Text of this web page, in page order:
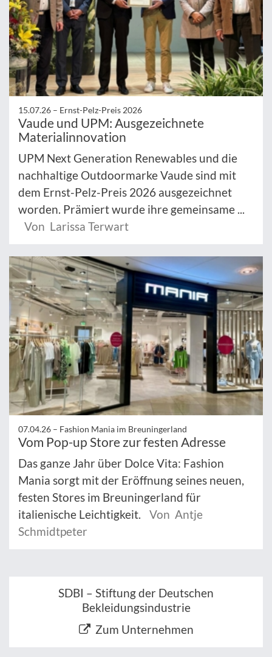
15.07.26 – Ernst-Pelz-Preis 2026
Vaude und UPM: Ausgezeichnete
Materialinnovation
UPM Next Generation Renewables und die
nachhaltige Outdoormarke Vaude sind mit
dem Ernst-Pelz-Preis 2026 ausgezeichnet
worden. Prämiert wurde ihre gemeinsame ...
Von Larissa Terwart
07.04.26 – Fashion Mania im Breuningerland
Vom Pop-up Store zur festen Adresse
Das ganze Jahr über Dolce Vita: Fashion
Mania sorgt mit der Eröffnung seines neuen,
festen Stores im Breuningerland für
italienische Leichtigkeit.
Von Antje
Schmidtpeter
SDBI – Stiftung der Deutschen
Bekleidungsindustrie
Zum Unternehmen